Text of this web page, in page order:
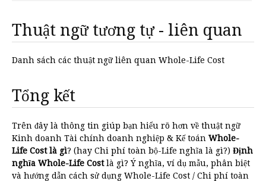
Thuật ngữ tương tự - liên quan
Danh sách các thuật ngữ liên quan Whole-Life Cost
Tổng kết
Trên đây là thông tin giúp bạn hiểu rõ hơn về thuật ngữ
Kinh doanh Tài chính doanh nghiệp & Kế toán Whole-
Life Cost là gì? (hay Chi phí toàn bộ-Life nghĩa là gì?) Định
nghĩa Whole-Life Costlà gì? Ý nghĩa, ví dụ mẫu, phân biệt
và hướng dẫn cách sử dụng Whole-Life Cost / Chi phí toàn